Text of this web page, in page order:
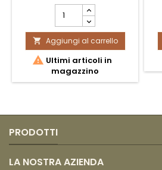
quantità
del
prodotto
Néctar
de
Guayaba
Amazonia
 Aggiungi al carrello
 Ultimi articoli in
magazzino
PRODOTTI
LA NOSTRA AZIENDA